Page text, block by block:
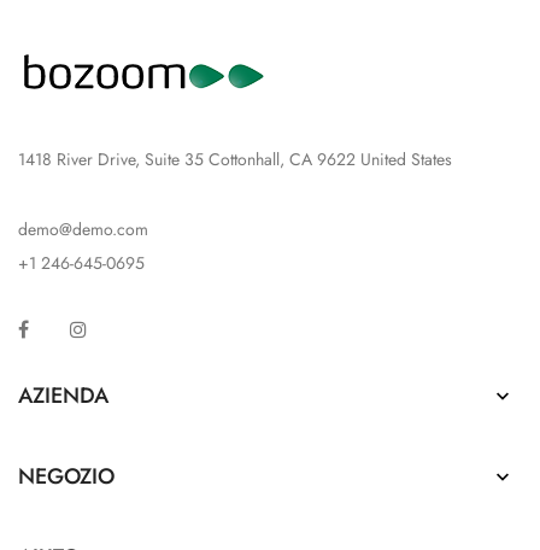
1418 River Drive, Suite 35 Cottonhall, CA 9622 United States
demo@demo.com
+1 246-645-0695
Facebook
AZIENDA 
NEGOZIO 